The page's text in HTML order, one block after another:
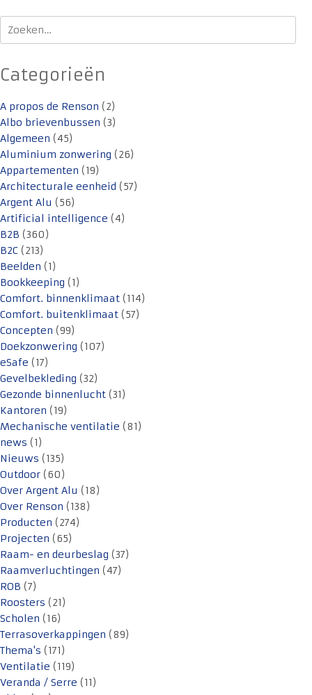
Zoeken
naar:
Categorieën
A propos de Renson (2)
Albo brievenbussen (3)
Algemeen (45)
Aluminium zonwering (26)
Appartementen (19)
Architecturale eenheid (57)
Argent Alu (56)
Artificial intelligence (4)
B2B (360)
B2C (213)
Beelden (1)
Bookkeeping (1)
Comfort. binnenklimaat (114)
Comfort. buitenklimaat (57)
Concepten (99)
Doekzonwering (107)
eSafe (17)
Gevelbekleding (32)
Gezonde binnenlucht (31)
Kantoren (19)
Mechanische ventilatie (81)
news (1)
Nieuws (135)
Outdoor (60)
Over Argent Alu (18)
Over Renson (138)
Producten (274)
Projecten (65)
Raam- en deurbeslag (37)
Raamverluchtingen (47)
ROB (7)
Roosters (21)
Scholen (16)
Terrasoverkappingen (89)
Thema's (171)
Ventilatie (119)
Veranda / Serre (11)